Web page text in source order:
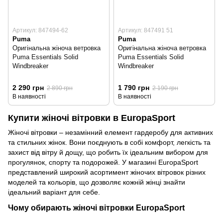
Артикул: 847494-62
Puma
Оригінальна жіноча ветровка
Puma Essentials Solid
Windbreaker
2 290 грн 2 890 грн
В наявності
Артикул: 847491 51
Puma
Оригінальна жіноча ветровка
Puma Essentials Solid
Windbreaker
1 790 грн 2 190 грн
В наявності
Купити жіночі вітровки в EuropaSport
Жіночі вітровки – незамінний елемент гардеробу для активних
та стильних жінок. Вони поєднують в собі комфорт, легкість та
захист від вітру й дощу, що робить їх ідеальним вибором для
прогулянок, спорту та подорожей. У магазині EuropaSport
представлений широкий асортимент жіночих вітровок різних
моделей та кольорів, що дозволяє кожній жінці знайти
ідеальний варіант для себе.
Чому обирають жіночі вітровки EuropaSport